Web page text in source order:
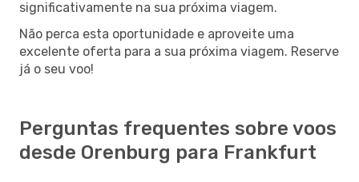
significativamente na sua próxima viagem.
Não perca esta oportunidade e aproveite uma
excelente oferta para a sua próxima viagem. Reserve
já o seu voo!
Perguntas frequentes sobre voos
desde Orenburg para Frankfurt